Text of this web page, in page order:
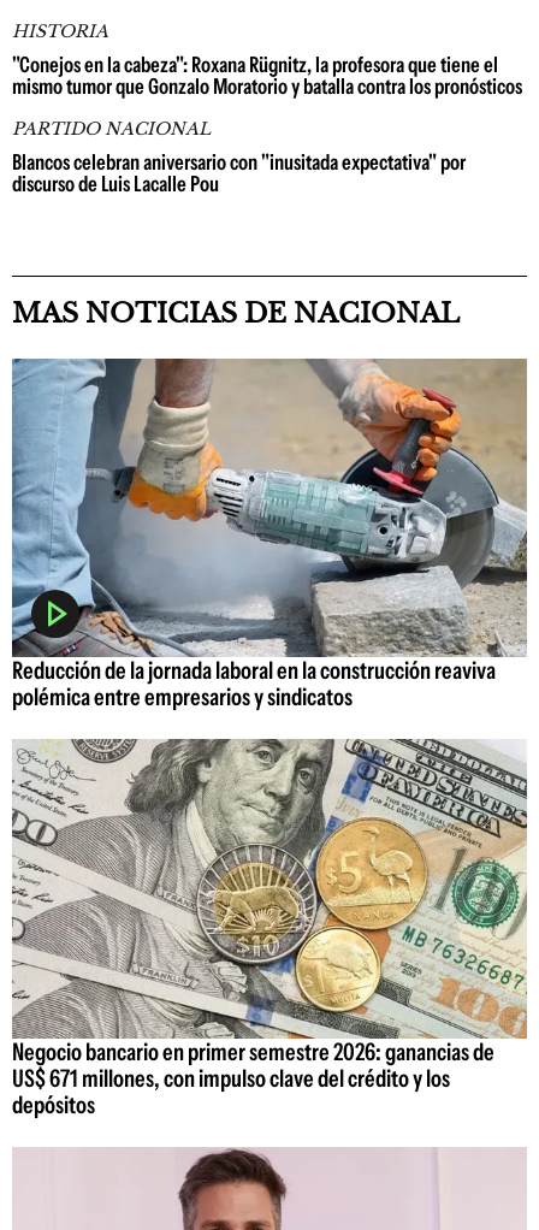
HISTORIA
"Conejos en la cabeza": Roxana Rügnitz, la profesora que tiene el
mismo tumor que Gonzalo Moratorio y batalla contra los pronósticos
PARTIDO NACIONAL
Blancos celebran aniversario con "inusitada expectativa" por
discurso de Luis Lacalle Pou
MAS NOTICIAS DE NACIONAL
Reducción de la jornada laboral en la construcción reaviva
polémica entre empresarios y sindicatos
Negocio bancario en primer semestre 2026: ganancias de
US$ 671 millones, con impulso clave del crédito y los
depósitos